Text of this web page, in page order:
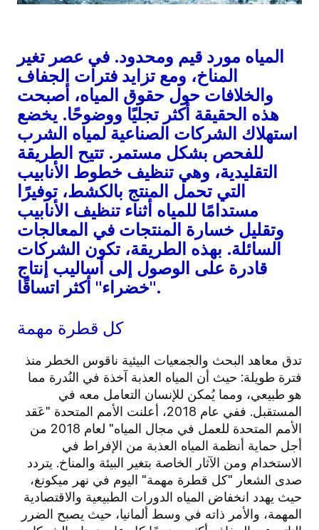
المياه مورد قيم ومحدود. في عصر تغير
المناخ، ومع تزايد فترات الجفاف
والخلافات حول حقوق المياه، أصبحت
هذه الحقيقة أكثر تجليًا ووضوحًا. يخضع
استهلاك الشركات الصناعية لمياه الشرب
للفحص بشكل مستمر. تتيح الطريقة
التقليدية، وهي تنظيف خطوط الأنابيب
التي تحمل المنتج بالكشط، توفيرًا
مستدامًا للمياه أثناء تنظيف الأنابيب
وتقليل خسارة المنتجات في المعالجات
السائلة. بهذه الطريقة، تكون الشركات
قادرة على الوصول إلى أساليب إنتاج
"خضراء" أكثر اتساقًا.
كل قطرة مهمة
تدق معاهد البحث والجمعيات البيئية ناقوس الخطر منذ
فترة طويلة: حيث أن المياه العذبة آخذة في النُدرة مما
هو طبيعي، ومما يُمكن للإنسان التعامل معه في
المستقبل. ففي عام 2018، أعلنت الأمم المتحدة "عَقد
الأمم المتحدة للعمل في مجال المياه" لعام 2018 من
أجل حماية أنظمة المياه العذبة من الإفراط في
الاستخدام ومن الآثار الخاصة بتغير البيئة والمناخ. يتردد
صدى الشعار "كل قطرة مهمة" اليوم في نهر ميكونغ،
حيث يهدد انخفاض المياه الدورات الطبيعية والاقتصادية
المهمة، والأمر ذاته في وسط ألمانيا، حيث يصبح الضرر